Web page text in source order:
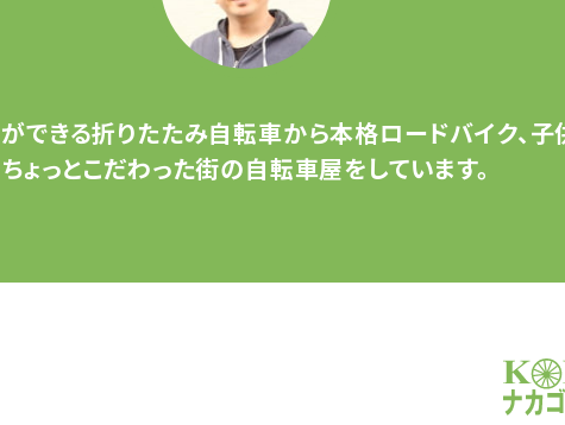
できる折りたたみ自転車から本格ロードバイク、子
ちょっとこだわった街の自転車屋をしています。
サイク